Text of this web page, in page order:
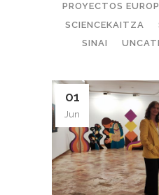
PROYECTOS
SCIENCEKAITZA
SINAI
01
Jun